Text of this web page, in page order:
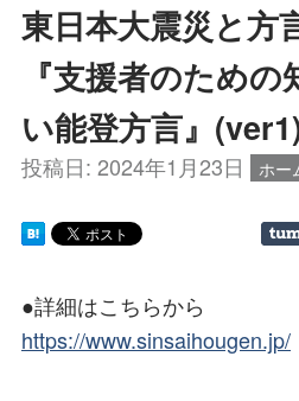
東日本大震災と方
『支援者のため
い能登方言』
投稿日: 2024年1月23日 ホー
●詳細はこちらから
https://www.sinsaihougen.jp/